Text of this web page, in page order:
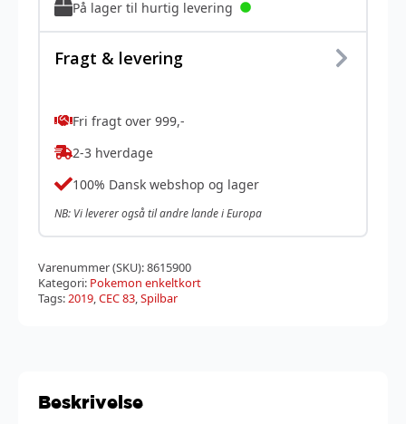
På lager til hurtig levering
Fragt & levering
Fri fragt over 999,-
2-3 hverdage
100% Dansk webshop og lager
NB: Vi leverer også til andre lande i Europa
Varenummer (SKU):8615900
Kategori: Pokemon enkeltkort
Tags:2019,CEC 83,Spilbar
Beskrivelse